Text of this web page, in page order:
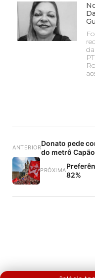
ANTERIORDonato pede
do metrô
PRÓXIMA
82%